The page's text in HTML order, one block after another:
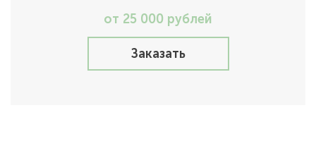
от 25 000 рублей
Заказать